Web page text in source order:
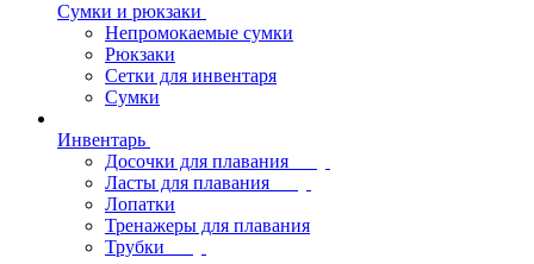
Сумки и рюкзаки
Непромокаемые сумки
Рюкзаки
Сетки для инвентаря
Сумки
Инвентарь
Досочки для плавания
Ласты для плавания
Лопатки
Тренажеры для плавания
Трубки